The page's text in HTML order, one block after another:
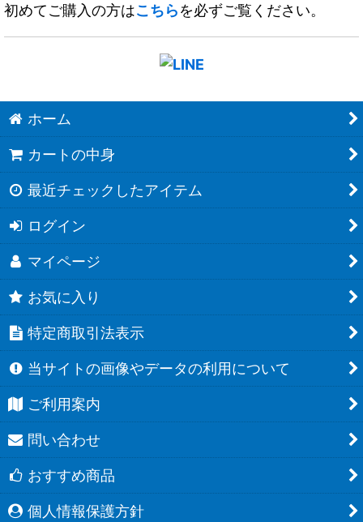
初めてご購入の方はこちらを必ずご覧ください。
ホーム
カートの中身
最近チェックしたアイテム
ログイン
マイページ
お気に入り
特定商取引法表示
当サイトの画像やデータの利用について
ご利用案内
問い合わせ
おすすめ商品
個人情報保護方針